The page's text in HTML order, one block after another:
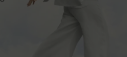
GRATUITA